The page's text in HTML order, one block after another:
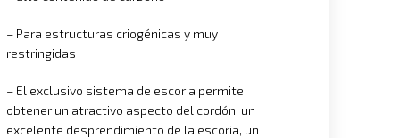
– Para estructuras criogénicas y muy
restringidas
– El exclusivo sistema de escoria permite
obtener un atractivo aspecto del cordón, un
excelente desprendimiento de la escoria, un